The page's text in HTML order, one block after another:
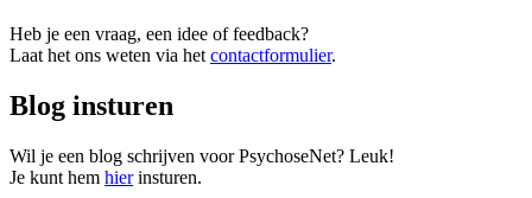
Heb je een vraag, een idee of feedback?
Laat het ons weten via het contactformulier.
Blog insturen
Wil je een blog schrijven voor PsychoseNet? Leuk!
Je kunt hem hierinsturen.